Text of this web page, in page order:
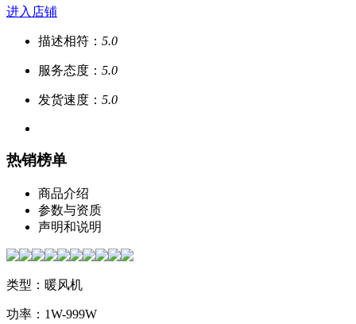
进入店铺
描述相符： 5.0
服务态度： 5.0
发货速度： 5.0
热销榜单
商品介绍
参数与资质
声明和说明
类型：暖风机
功率：1W-999W